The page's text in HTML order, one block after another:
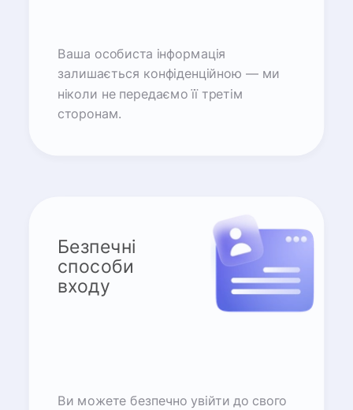
Ваша особиста інформація
залишається конфіденційною — ми
ніколи не передаємо її третім
сторонам.
Безпечні
способи
входу
Ви можете безпечно увійти до свого